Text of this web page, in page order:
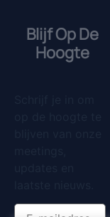
Blijf Op De
Hoogte